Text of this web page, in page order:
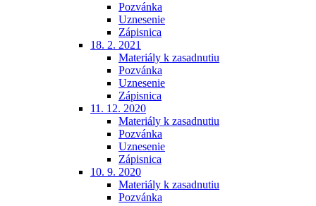
Pozvánka
Uznesenie
Zápisnica
18. 2. 2021
Materiály k zasadnutiu
Pozvánka
Uznesenie
Zápisnica
11. 12. 2020
Materiály k zasadnutiu
Pozvánka
Uznesenie
Zápisnica
10. 9. 2020
Materiály k zasadnutiu
Pozvánka